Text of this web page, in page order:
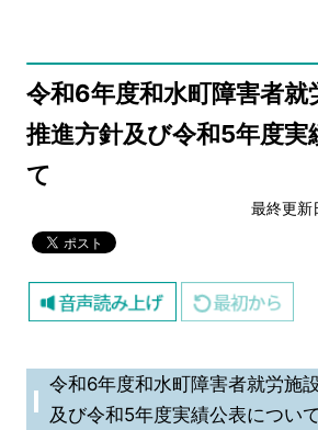
令和6年度和水町障害者就
推進方針及び令和5年度実
て
最終更
令和6年度和水町障害者就労施
及び令和5年度実績公表について